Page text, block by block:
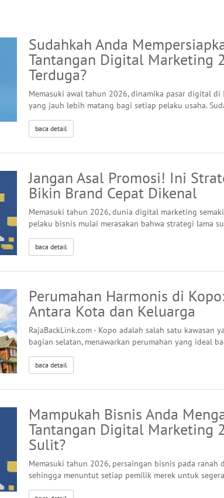
Sudahkah Anda
Tantangan Digital Marketing
Terduga?
Memasuki awal tahun 2026, dinamika pasar digital
yang jauh lebih matang bagi setiap pelaku usaha.
baca detail
Jangan Asal Promosi! Ini
Bikin Brand Cepat Dikenal
Memasuki tahun 2026, dunia digital marketing
pelaku bisnis mulai merasakan bahwa strategi lama
baca detail
Perumahan Harmonis di
Antara Kota dan Keluarga
RajaBackLink.com - Kopo adalah salah satu kawasan
bagian selatan, menawarkan perumahan yang ideal
baca detail
Mampukah Bisnis Anda
Tantangan Digital Marketing
Sulit?
Memasuki tahun 2026, persaingan bisnis pada
sehingga menuntut setiap pemilik merek untuk